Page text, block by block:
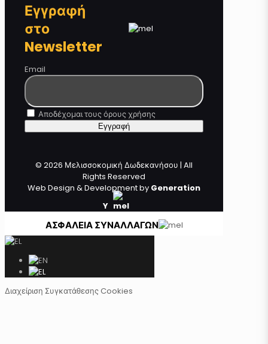
Εγγραφή
στο
Newsletter
Email
Αποδέχομαι τους όρους χρήσης
© 2026 Μελισσοκομική Δωδεκανήσου | All
Rights Reserved
Web Design & Development by Generation
Y
ΑΣΦΑΛΕΙΑ ΣΥΝΑΛΛΑΓΩΝ
Διαχείριση Συγκατάθεσης Cookies